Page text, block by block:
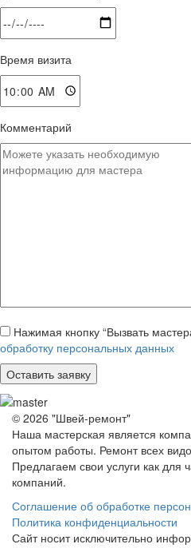
Время визита
Комментарий
Нажимая кнопку “Вызвать
обработку персональных данных
© 2026 "Швей-ремонт"
Наша мастерская является
опытом работы. Ремонт всех
Предлагаем свои услуги как для
компаний.
Соглашение об обработке
Политика конфиденциальности
Сайт носит исключительно